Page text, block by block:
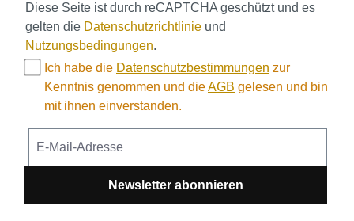
Diese Seite ist durch reCAPTCHA geschützt und es
gelten die Datenschutzrichtlinie und
Nutzungsbedingungen.
Ich habe die Datenschutzbestimmungen zur
Kenntnis genommen und dieAGB gelesen und bin
mit ihnen einverstanden.
Newsletter abonnieren